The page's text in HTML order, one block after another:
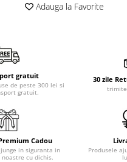
Adauga la Favorite
gratuit
de peste 300 lei si
gratuit.
30 zile
Cadou
in siguranta in
cu dichis.
Produsele